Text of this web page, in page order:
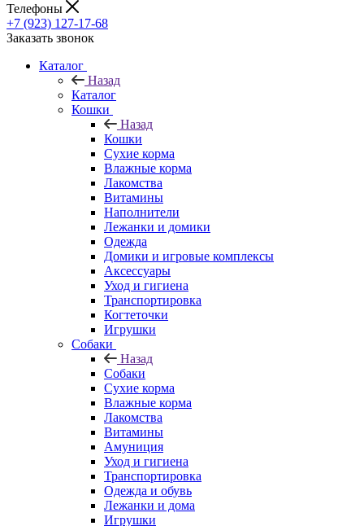
Телефоны
+7 (923) 127-17-68
Заказать звонок
Каталог
Назад
Каталог
Кошки
Назад
Кошки
Сухие корма
Влажные корма
Лакомства
Витамины
Наполнители
Лежанки и домики
Одежда
Домики и игровые комплексы
Аксессуары
Уход и гигиена
Транспортировка
Когтеточки
Игрушки
Собаки
Назад
Собаки
Сухие корма
Влажные корма
Лакомства
Витамины
Амуниция
Уход и гигиена
Транспортировка
Одежда и обувь
Лежанки и дома
Игрушки